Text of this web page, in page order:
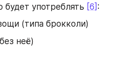
будет употреблять [6] :
(типа брокколи)
неё)